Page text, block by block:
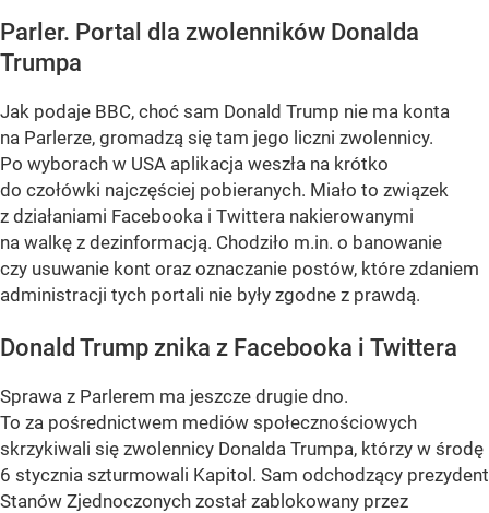
Parler. Portal dla zwolenników Donalda
Trumpa
Jak podaje BBC, choć sam Donald Trump nie ma konta
na Parlerze, gromadzą się tam jego liczni zwolennicy.
Po wyborach w USA aplikacja weszła na krótko
do czołówki najczęściej pobieranych. Miało to związek
z działaniami Facebooka i Twittera nakierowanymi
na walkę z dezinformacją. Chodziło m.in. o banowanie
czy usuwanie kont oraz oznaczanie postów, które zdaniem
administracji tych portali nie były zgodne z prawdą.
Donald Trump znika z Facebooka i Twittera
Sprawa z Parlerem ma jeszcze drugie dno.
To za pośrednictwem mediów społecznościowych
skrzykiwali się zwolennicy Donalda Trumpa, którzy w środę
6 stycznia szturmowali Kapitol. Sam odchodzący prezydent
Stanów Zjednoczonych został zablokowany przez